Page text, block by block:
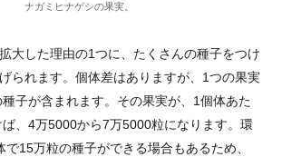
ナガミヒナゲシの果実。
大した理由の1つに、たくさんの種子をつけ
られます。個体差はありますが、1つの果実
子が含まれます。その果実が、1個体あた
ば、4万5000から7万5000粒になります。環
15万粒の種子ができる場合もあるため、